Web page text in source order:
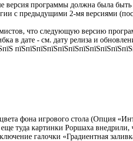
версия программы должна была
с предыдущими 2-мя версиями
что следующую версию
в дате - см. дату релиза и
фона игрового стола (Опция
туда картинки Роршаха внедрили,
галочки «Градиентная